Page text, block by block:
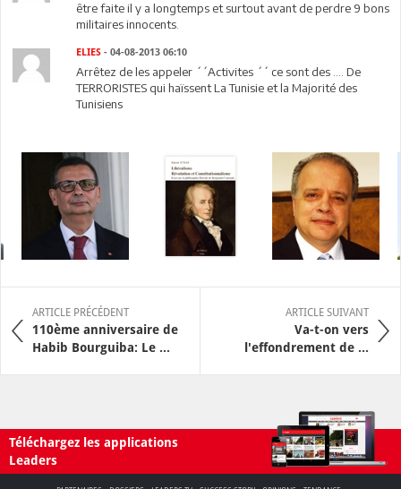
être faite il y a longtemps et surtout avant de perdre 9 bons
militaires innocents.
ELIES - 04-08-2013 06:10
Arrêtez de les appeler ´´Activites ´´ ce sont des .... De
TERRORISTES qui haïssent La Tunisie et la Majorité des
Tunisiens
ARTICLE PRÉCÉDENT
110ème anniversaire de
Habib Bourguiba: Le ...
ARTICLE SUIVANT
Va-t-on vers
l'effondrement de ...
Téléchargez les applications
Leaders